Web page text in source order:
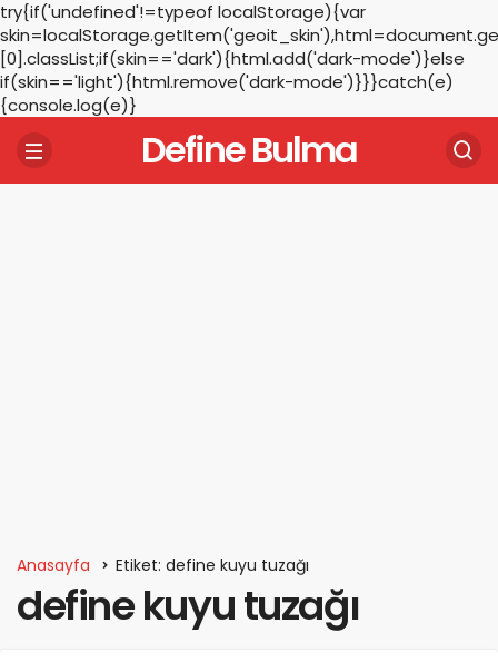
try{if('undefined'!=typeof localStorage){var
[0].classList;if(skin=='dark'){html.add('dark-mode')}else
if(skin=='light'){html.remove('dark-mode')}}}catch(e)
{console.log(e)}
Define Bulma
Anasayfa Etiket: define kuyu tuzağı
define kuyu tuzağı